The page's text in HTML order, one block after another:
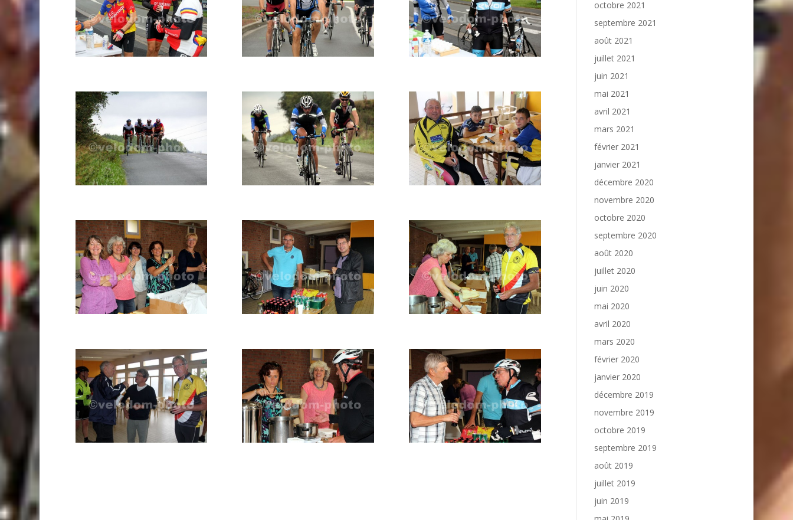
octobre 2021
septembre 2021
août 2021
juillet 2021
juin 2021
mai 2021
avril 2021
mars 2021
février 2021
janvier 2021
décembre 2020
novembre 2020
octobre 2020
septembre 2020
août 2020
juillet 2020
juin 2020
mai 2020
avril 2020
mars 2020
février 2020
janvier 2020
décembre 2019
novembre 2019
octobre 2019
septembre 2019
août 2019
juillet 2019
juin 2019